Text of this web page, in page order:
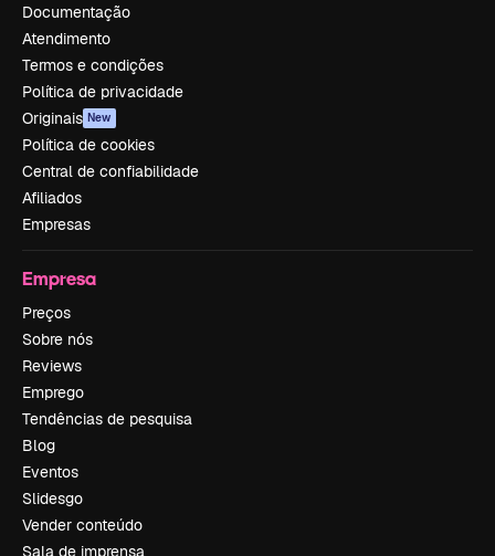
Documentação
Atendimento
Termos e condições
Política de privacidade
Originais New
Política de cookies
Central de confiabilidade
Afiliados
Empresas
Empresa
Preços
Sobre nós
Reviews
Emprego
Tendências de pesquisa
Blog
Eventos
Slidesgo
Vender conteúdo
Sala de imprensa